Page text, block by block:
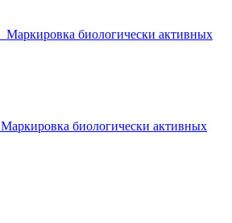
Маркировка биологически активных
Маркировка биологически активных